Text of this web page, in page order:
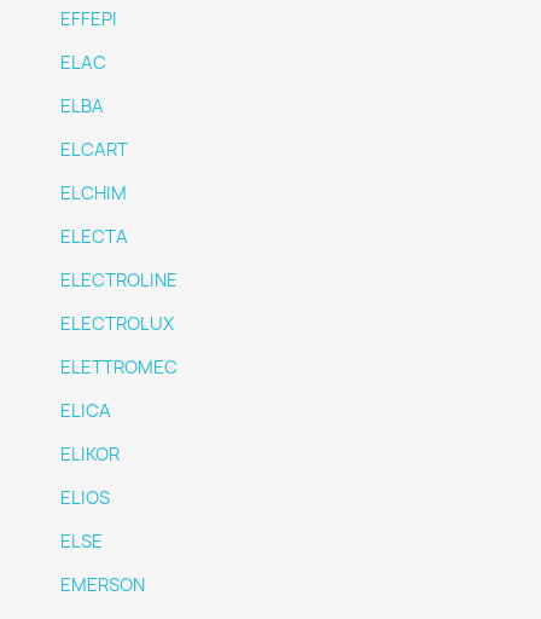
EFFEPI
ELAC
ELBA
ELCART
ELCHIM
ELECTA
ELECTROLINE
ELECTROLUX
ELETTROMEC
ELICA
ELIKOR
ELIOS
ELSE
EMERSON